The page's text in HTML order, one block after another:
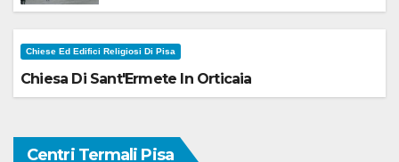
Chiese Ed Edifici Religiosi Di Pisa
Chiesa Di Sant'Ermete In Orticaia
Centri Termali Pisa